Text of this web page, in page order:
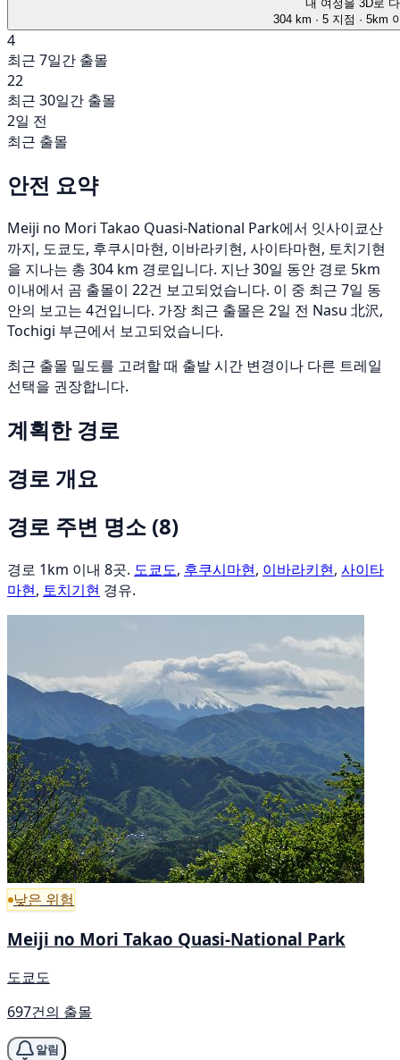
내 여정을 3D로
304 km · 5 지점 · 5km
4
최근 7일간 출몰
22
최근 30일간 출몰
2일 전
최근 출몰
안전 요약
Meiji no Mori Takao Quasi-National Park에서 잇사이쿄산
까지, 도쿄도, 후쿠시마현, 이바라키현, 사이타마현, 토치기현
을 지나는 총 304 km 경로입니다. 지난 30일 동안 경로 5km
이내에서 곰 출몰이 22건 보고되었습니다. 이 중 최근 7일 동
안의 보고는 4건입니다. 가장 최근 출몰은 2일 전 Nasu 北沢,
Tochigi 부근에서 보고되었습니다.
최근 출몰 밀도를 고려할 때 출발 시간 변경이나 다른 트레일
선택을 권장합니다.
계획한 경로
경로 개요
경로 주변 명소 (8)
경로 1km 이내 8곳. 도쿄도, 후쿠시마현, 이바라키현, 사이타
마현, 토치기현 경유.
낮은 위험
Meiji no Mori Takao Quasi-National Park
도쿄도
697건의 출몰
알림